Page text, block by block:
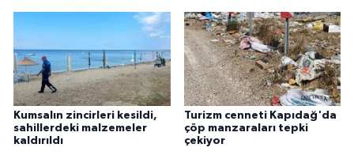
Kumsalın zincirleri kesildi,
sahillerdeki malzemeler
kaldırıldı
Turizm cenneti Kapıdağ'da
çöp manzaraları tepki
çekiyor